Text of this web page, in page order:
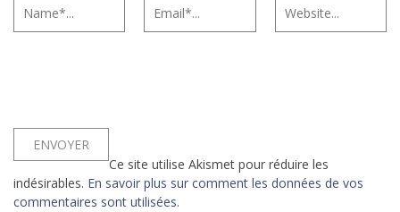
Ce site utilise Akismet pour réduire les
indésirables. En savoir plus sur comment les données de vos
commentaires sont utilisées.